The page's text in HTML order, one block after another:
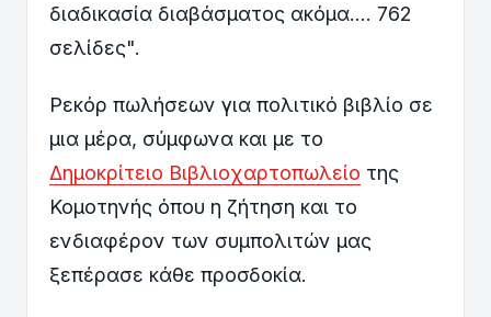
διαδικασία διαβάσματος ακόμα.... 762
σελίδες".
Ρεκόρ πωλήσεων για πολιτικό βιβλίο σε
μια μέρα, σύμφωνα και με το
Δημοκρίτειο Βιβλιοχαρτοπωλείο της
Κομοτηνής όπου η ζήτηση και το
ενδιαφέρον των συμπολιτών μας
ξεπέρασε κάθε προσδοκία.